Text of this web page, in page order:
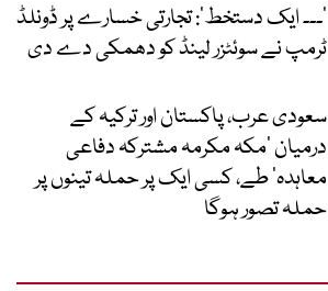
’۔۔۔ ایک دستخط‘: تجارتی خسارے پر ڈونلڈ
ٹرمپ نے سوئٹزر لینڈ کو دھمکی دے دی
سعودی عرب، پاکستان اور ترکیہ کے
درمیان ’مکہ مکرمہ مشترکہ دفاعی
معاہدہ‘ طے، کسی ایک پر حملہ تینوں پر
حملہ تصور ہوگا